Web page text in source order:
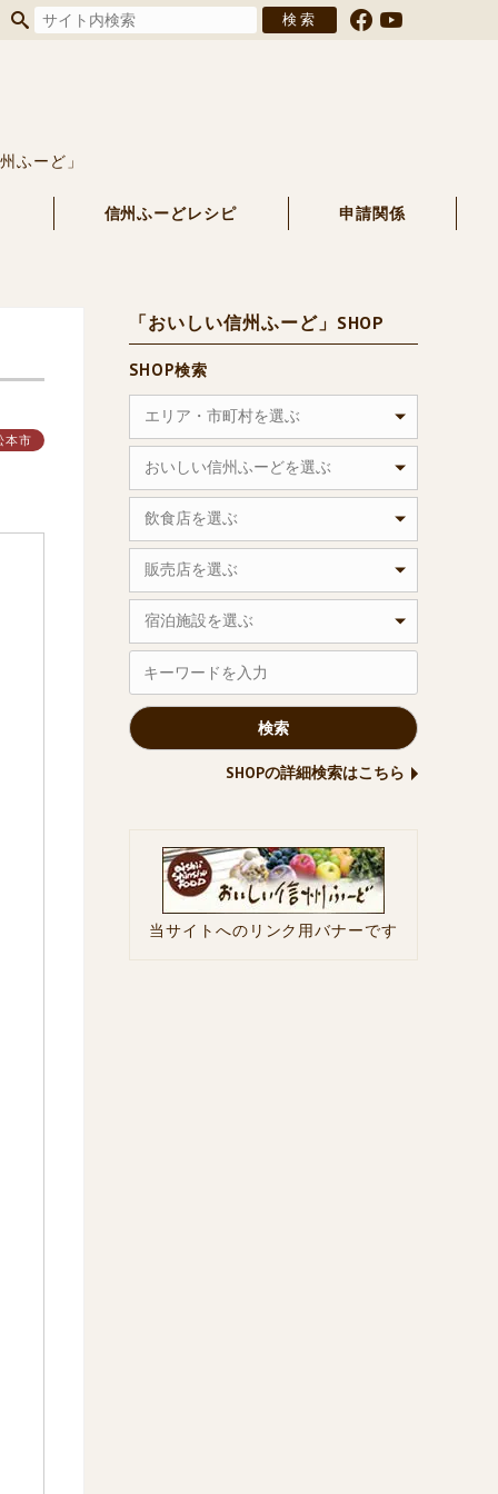
ふーど」
信州ふーどレシピ 申請関係
本市
「おいしい信州ふーど」SHOP
SHOP検索
エリア・市町村を選ぶ
おいしい信州ふーどを選ぶ
飲食店を選ぶ
販売店を選ぶ
宿泊施設を選ぶ
SHOPの詳細検索はこちら
当サイトへのリンク用バナーです